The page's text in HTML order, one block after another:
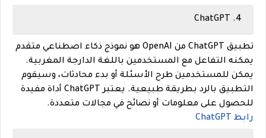
4.
ChatGPT
تطبيق ChatGPT من OpenAI هو نموذج ذكاء اصطناعي متقدم
يمكنه التفاعل مع المستخدمين باللغة الدارجة المغربية.
يمكن للمستخدمين طرح الأسئلة أو بدء محادثات، وسيقوم
التطبيق بالرد بطريقة طبيعية. يعتبر ChatGPT أداة مفيدة
للحصول على معلومات أو نصائح في مجالات متعددة.
رابط ChatGPT